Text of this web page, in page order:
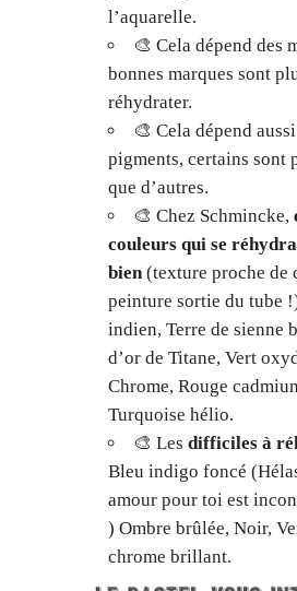
l’aquarelle.
🎨 Cela dépend des
bonnes marques sont
réhydrater.
🎨 Cela dépend
pigments, certains sont
que d’autres.
🎨 Chez Schmincke,
couleurs qui se
bien (texture proche de
peinture sortie du tube
indien, Terre de sienne
d’or de Titane, Vert
Chrome, Rouge
Turquoise hélio.
🎨 Les difficiles à
Bleu indigo foncé
amour pour toi est
) Ombre brûlée, Noir,
chrome brillant.